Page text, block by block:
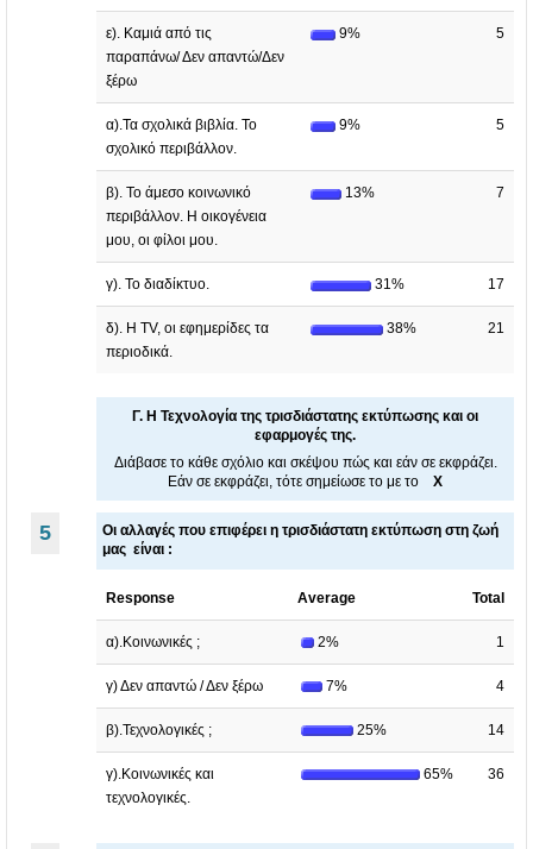
ε). Καμιά από τις
παραπάνω/ Δεν απαντώ/Δεν
ξέρω
9% 5
α).Τα σχολικά βιβλία. Το
σχολικό περιβάλλον.
9% 5
β). Το άμεσο κοινωνικό
περιβάλλον. Η οικογένεια
μου, οι φίλοι μου.
13% 7
γ). Το διαδίκτυο. 31% 17
δ). Η TV, οι εφημερίδες τα
περιοδικά.
38% 21
Γ. Η Τεχνολογία της τρισδιάστατης εκτύπωσης και οι
εφαρμογές της.
Διάβασε το κάθε σχόλιο και σκέψου πώς και εάν σε εκφράζει.
Εάν σε εκφράζει, τότε σημείωσε το με το Χ
5
Οι αλλαγές που επιφέρει η τρισδιάστατη εκτύπωση στη ζωή
μας είναι :
Response Average Total
α).Κοινωνικές ; 2% 1
γ) Δεν απαντώ / Δεν ξέρω 7% 4
β).Τεχνολογικές ; 25% 14
γ).Κοινωνικές και
τεχνολογικές.
65% 36